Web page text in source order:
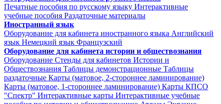
Печатные пособия по русскому языку Интерактивные
учебные пособия Раздаточные материалы
Иностранный язык
Оборудование для кабинета иностранного языка Английский
язык Немецкий язык Французский
Оборудование для кабинета истории и обществознания
Оборудование Стенды для кабинетов Истории и
Обществознания Таблицы демонстрационные Таблицы
раздаточные Карты (матовое, 2-стороннее ламинирование)
Карты (матовое, 1-стороннее ламинирование) Карты КПСО
"Спектр" Интерактивные карты Интерактивные учебные